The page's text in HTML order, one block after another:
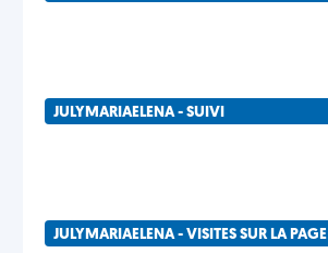
JULYMARIAELENA - SUIVI
JULYMARIAELENA - VISITES SUR LA PAGE